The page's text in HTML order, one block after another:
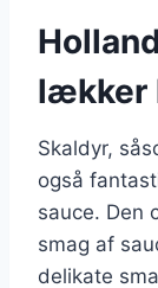
lækker
Skaldyr,
også
sauce. Den
smag af
delikate